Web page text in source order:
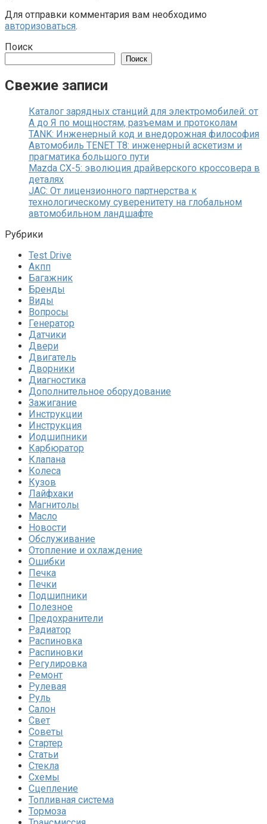
Для отправки комментария вам необходимо
авторизоваться.
Поиск
Поиск
Свежие записи
Каталог зарядных станций для электромобилей: от
А до Я по мощностям, разъемам и протоколам
TANK: Инженерный код и внедорожная философия
Автомобиль TENET T8: инженерный аскетизм и
прагматика большого пути
Mazda CX-5: эволюция драйверского кроссовера в
деталях
JAC: От лицензионного партнерства к
технологическому суверенитету на глобальном
автомобильном ландшафте
Рубрики
Test Drive
Акпп
Багажник
Бренды
Виды
Вопросы
Генератор
Датчики
Двери
Двигатель
Дворники
Диагностика
Дополнительное оборудование
Зажигание
Инструкции
Инструкция
Иодшипники
Карбюратор
Клапана
Колеса
Кузов
Лайфхаки
Магнитолы
Масло
Новости
Обслуживание
Отопление и охлаждение
Ошибки
Печка
Печки
Подшипники
Полезное
Предохранители
Радиатор
Распиновка
Распиновки
Регулировка
Ремонт
Рулевая
Руль
Салон
Свет
Советы
Стартер
Статьи
Стекла
Схемы
Сцепление
Топливная система
Тормоза